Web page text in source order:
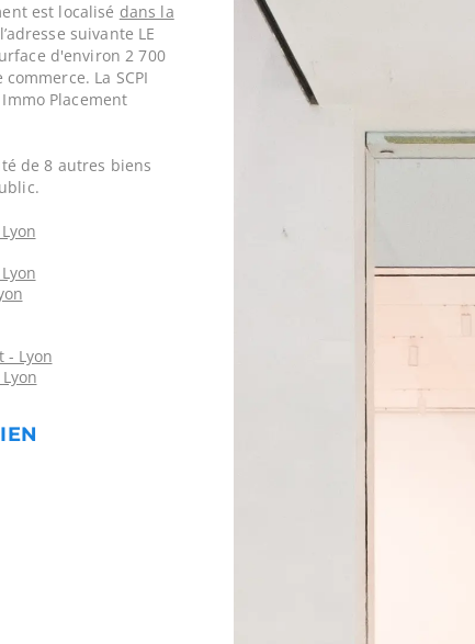
est localisé dans la
suivante LE
d'environ 2 700
La SCPI
Placement
de 8 autres biens
- Lyon